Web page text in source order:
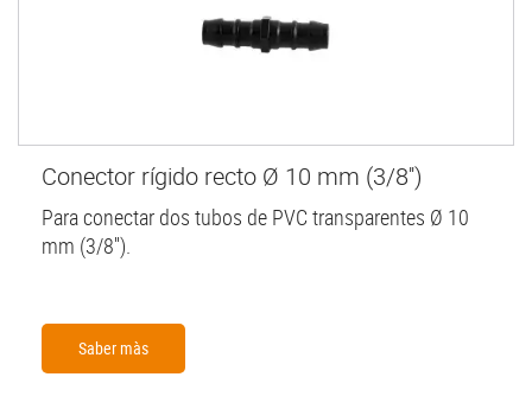
Conector rígido recto Ø 10 mm (3/8'')
Para conectar dos tubos de PVC transparentes Ø 10
mm (3/8'').
Saber màs